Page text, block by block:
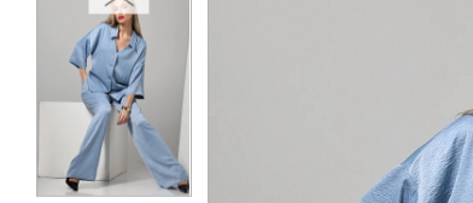
РАСПРОДАЖА
АКЦИИ
КОНТАКТЫ